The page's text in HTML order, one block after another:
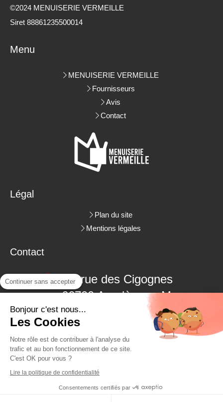
©2024 MENUISERIE VERMEILLE
Siret 88861235500014
Menu
MENUISERIE VERMEILLE
Fournisseurs
Avis
Contact
Légal
Plan du site
Mentions légales
Contact
3 rue des Cigognes
66700 Argelès-sur-Mer
06.09.18.38.48
04.68.22.62.26
Continuer sans accepter
Bonjour c'est nous...
Les Cookies
Notre rôle est de contribuer à l'analyse du
trafic et au bon fonctionnement de ce site.
C'est OK pour vous ?
Lire la politique de confidentialité
Consentements certifiés par